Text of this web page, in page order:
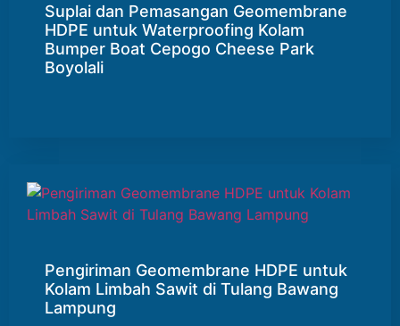
Suplai dan Pemasangan Geomembrane
HDPE untuk Waterproofing Kolam
Bumper Boat Cepogo Cheese Park
Boyolali
Pengiriman Geomembrane HDPE untuk
Kolam Limbah Sawit di Tulang Bawang
Lampung